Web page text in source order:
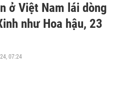
ở Việt Nam lái dòng
như Hoa hậu, 23
07:24